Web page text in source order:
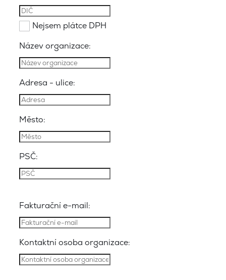
Nejsem plátce DPH
Název organizace:
Adresa - ulice:
Město:
PSČ:
Fakturační e-mail:
Kontaktní osoba organizace: